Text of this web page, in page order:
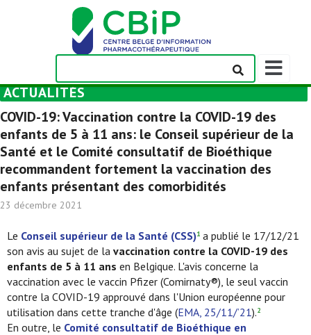
Afficher/
la
navigation
ACTUALITÉS
COVID-19: Vaccination contre la COVID-19 des
enfants de 5 à 11 ans: le Conseil supérieur de la
Santé et le Comité consultatif de Bioéthique
recommandent fortement la vaccination des
enfants présentant des comorbidités
23 décembre 2021
Le Conseil supérieur de la Santé (CSS)1 a publié le 17/12/21
son avis au sujet de la vaccination contre la COVID-19 des
enfants de 5 à 11 ans en Belgique. L'avis concerne la
vaccination avec le vaccin Pfizer (Comirnaty®), le seul vaccin
contre la COVID-19 approuvé dans l'Union européenne pour
utilisation dans cette tranche d'âge (EMA, 25/11/’21).2
En outre, le Comité consultatif de Bioéthique en